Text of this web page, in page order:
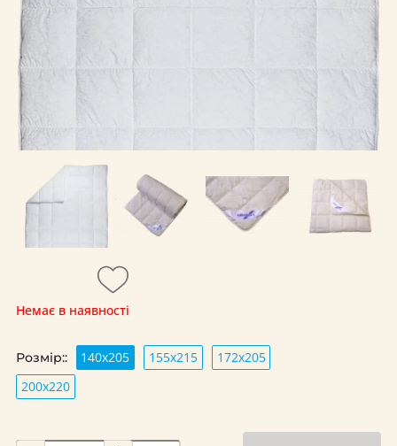
Немає в наявності
Розмір:: 140х205 155х215
172х205
200х220